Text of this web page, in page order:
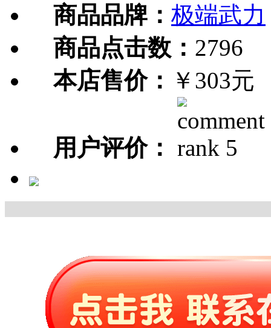
商品品牌： 极端武力
商品点击数： 2796
本店售价： ￥303元
用户评价：